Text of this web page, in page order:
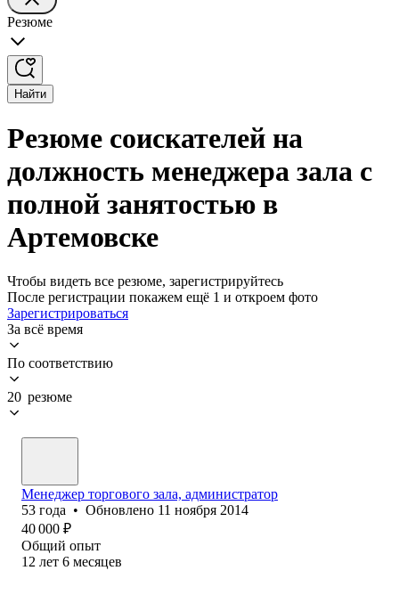
Резюме
Найти
Резюме соискателей на
должность менеджера зала с
полной занятостью в
Артемовске
Чтобы видеть все резюме, зарегистрируйтесь
После регистрации покажем ещё 1 и откроем фото
Зарегистрироваться
За всё время
По соответствию
20 резюме
Менеджер торгового зала, администратор
53 года • Обновлено 11 ноября 2014
40 000 ₽
Общий опыт
12 лет 6 месяцев